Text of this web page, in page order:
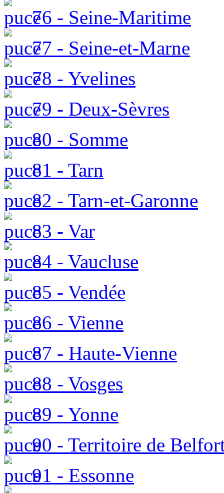
76 - Seine-Maritime
77 - Seine-et-Marne
78 - Yvelines
79 - Deux-Sèvres
80 - Somme
81 - Tarn
82 - Tarn-et-Garonne
83 - Var
84 - Vaucluse
85 - Vendée
86 - Vienne
87 - Haute-Vienne
88 - Vosges
89 - Yonne
90 - Territoire de
91 - Essonne